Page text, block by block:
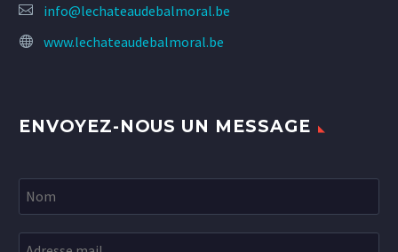
info@lechateaudebalmoral.be
www.lechateaudebalmoral.be
ENVOYEZ-NOUS UN MESSAGE